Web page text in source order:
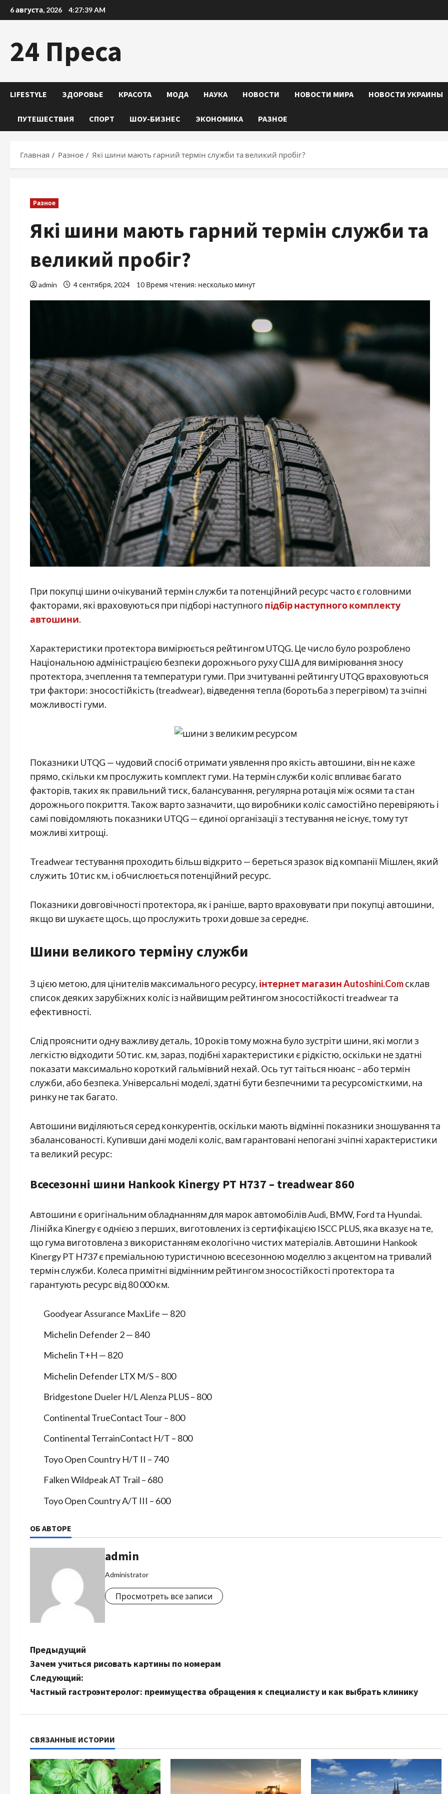
Перейти
к
6 августа, 2026 4:27:40 AM
24 Преса
LIFESTYLE ЗДОРОВЬЕ КРАСОТА МОДА НАУКА НОВОСТИ НОВОСТИ МИРА НОВОСТИ УКРАИНЫ
ПУТЕШЕСТВИЯ СПОРТ ШОУ-БИЗНЕС ЭКОНОМИКА РАЗНОЕ
Главная Разное Які шини мають гарний термін служби та великий пробіг?
Разное
Які шини мають гарний термін служби та
великий пробіг?
admin 4 сентября, 2024 10 Время чтения: несколько минут
При покупці шини очікуваний термін служби та потенційний ресурс часто є головними
факторами, які враховуються при підборі наступного підбір наступного комплекту
автошини.
Характеристики протектора вимірюється рейтингом UTQG. Це число було розроблено
Національною адміністрацією безпеки дорожнього руху США для вимірювання зносу
протектора, зчеплення та температури гуми. При зчитуванні рейтингу UTQG враховуються
три фактори: зносостійкість (treadwear), відведення тепла (боротьба з перегрівом) та зчіпні
можливості гуми.
Показники UTQG — чудовий спосіб отримати уявлення про якість автошини, він не каже
прямо, скільки км прослужить комплект гуми. На термін служби коліс впливає багато
факторів, таких як правильний тиск, балансування, регулярна ротація між осями та стан
дорожнього покриття. Також варто зазначити, що виробники коліс самостійно перевіряють і
самі повідомляють показники UTQG — єдиної організації з тестування не існує, тому тут
можливі хитрощі.
Treadwear тестування проходить більш відкрито — береться зразок від компанії Мішлен, який
служить 10 тис км, і обчислюється потенційний ресурс.
Показники довговічності протектора, як і раніше, варто враховувати при покупці автошини,
якщо ви шукаєте щось, що прослужить трохи довше за середнє.
Шини великого терміну служби
З цією метою, для цінителів максимального ресурсу, інтернет магазин Autoshini.Comсклав
список деяких зарубіжних коліс із найвищим рейтингом зносостійкості treadwear та
ефективності.
Слід прояснити одну важливу деталь, 10 років тому можна було зустріти шини, які могли з
легкістю відходити 50 тис. км, зараз, подібні характеристики є рідкістю, оскільки не здатні
показати максимально короткий гальмівний нехай. Ось тут таїться нюанс – або термін
служби, або безпека. Універсальні моделі, здатні бути безпечними та ресурсомісткими, на
ринку не так багато.
Автошини виділяються серед конкурентів, оскільки мають відмінні показники зношування та
збалансованості. Купивши дані моделі коліс, вам гарантовані непогані зчіпні характеристики
та великий ресурс:
Всесезонні шини Hankook Kinergy PT H737 – treadwear 860
Автошини є оригінальним обладнанням для марок автомобілів Audi, BMW, Ford та Hyundai.
Лінійка Kinergy є однією з перших, виготовлених із сертифікацією ISCC PLUS, яка вказує на те,
що гума виготовлена ​​з використанням екологічно чистих матеріалів. Автошини Hankook
Kinergy PT H737 є преміальною туристичною всесезонною моделлю з акцентом на тривалий
термін служби. Колеса примітні відмінним рейтингом зносостійкості протектора та
гарантують ресурс від 80 000 км.
Goodyear Assurance MaxLife — 820
Michelin Defender 2 — 840
Michelin T+H — 820
Michelin Defender LTX M/S – 800
Bridgestone Dueler H/L Alenza PLUS – 800
Continental TrueContact Tour – 800
Continental TerrainContact H/T – 800
Toyo Open Country H/T II – 740
Falken Wildpeak AT Trail – 680
Toyo Open Country A/T III – 600
ОБ АВТОРЕ
admin
Administrator
Просмотреть все записи
Н
а
в
г
а
ц
Предыдущий
Зачем учиться рисовать картины по номерам
Следующий:
Частный гастроэнтеролог: преимущества обращения к специалисту и как выбрать клинику
СВЯЗАННЫЕ ИСТОРИИ